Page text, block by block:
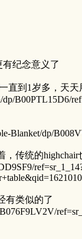
有纪念意义了
直到1岁多，天天
B00PTL15D6/
Blanket/dp/
，传统的
有类似的了